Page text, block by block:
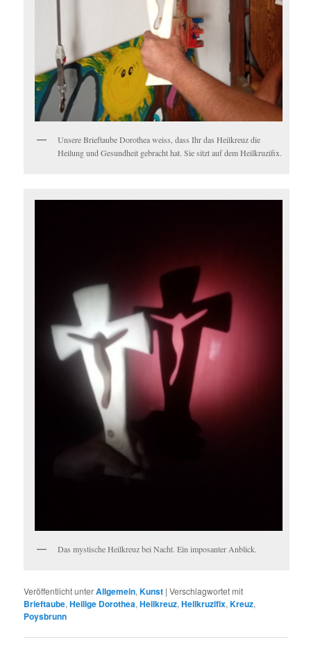
Unsere Brieftaube Dorothea weiss, dass Ihr das Heilkreuz die
Heilung und Gesundheit gebracht hat. Sie sitzt auf dem Heilkruzifix.
Das mystische Heilkreuz bei Nacht. Ein imposanter Anblick.
Veröffentlicht unterAllgemein,Kunst |Verschlagwortet mit
Brieftaube,Heilige Dorothea,Heilkreuz,Heilkruzifix,Kreuz,
Poysbrunn